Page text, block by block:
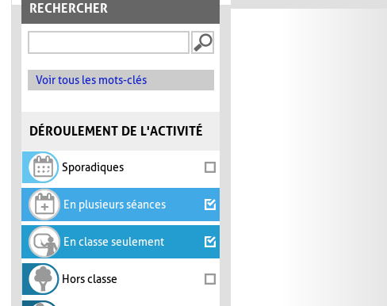
RECHERCHER
Voir tous les mots-clés
DÉROULEMENT DE L'ACTIVITÉ
Sporadiques
En plusieurs séances
En classe seulement
Hors classe